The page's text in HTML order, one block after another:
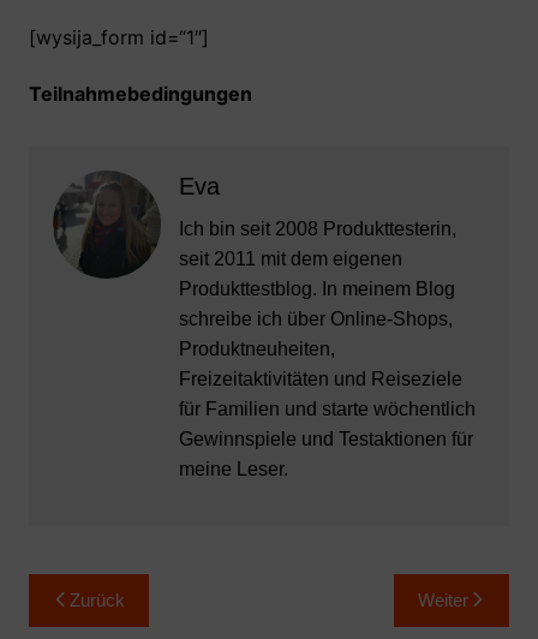
[wysija_form id=“1″]
Teilnahmebedingungen
Eva
Ich bin seit 2008 Produkttesterin,
seit 2011 mit dem eigenen
Produkttestblog. In meinem Blog
schreibe ich über Online-Shops,
Produktneuheiten,
Freizeitaktivitäten und Reiseziele
für Familien und starte wöchentlich
Gewinnspiele und Testaktionen für
meine Leser.
Beitragsnavigation
Zurück Weiter